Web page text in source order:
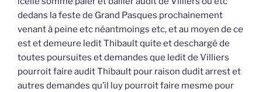
dedans la feste de Grand Pasques prochainement
venant à peine etc néantmoings etc, et au moyen de ce
est et demeure ledit Thibault quite et deschargé de
toutes poursuites et demandes que ledit de Villiers
pourroit faire audit Thibault pour raison dudit arrest et
autres demandes qu’il luy pourroit faire mesme pour